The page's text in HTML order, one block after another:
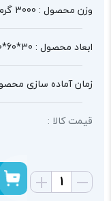
وزن محصول : 3000 گرم
ابعاد محصول : 30*60*60
زمان آماده سازی محصول : 3 روز
قیمت کالا :